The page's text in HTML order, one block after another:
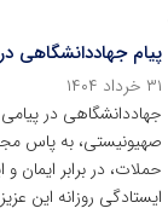
پیام جهاددانشگاهی
۳۱ خرداد ۱۴۰۴
جهاددانشگاهی در
صهیونیستی، به پاس
حملات، در برابر ایمان
ایستادگی روزانه این